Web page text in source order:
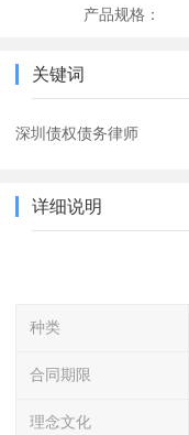
产品规格：
关键词
深圳债权债务律师
详细说明
种类
合同期限
理念文化